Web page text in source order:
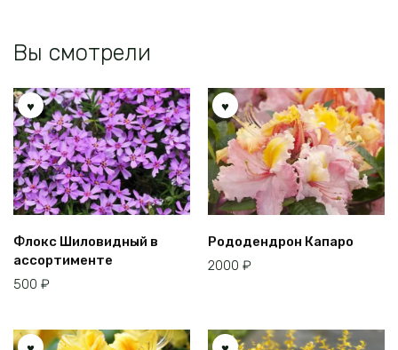
Вы смотрели
Флокс Шиловидный в
ассортименте
500 ₽
Рододендрон Капаро
2000 ₽